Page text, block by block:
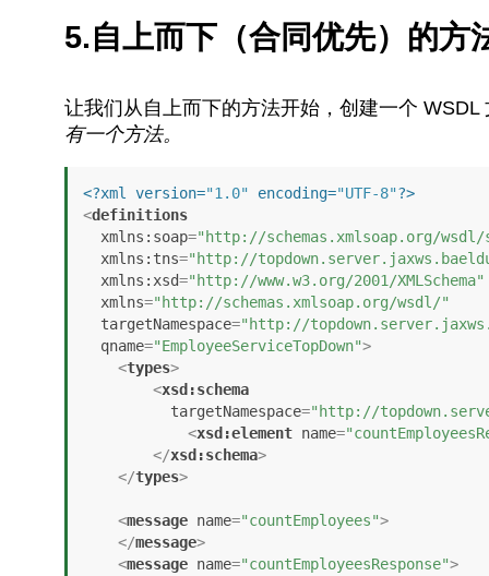
5.自上而下（合同优先）的方
让我们从自上而下的方法开始，创建一个 WSDL
有一个方法。
<?xml version="1.0" encoding="UTF-8"?>
<definitions
xmlns:soap="http://schemas.xmlsoap.org/wsdl/
xmlns:tns="http://
xmlns:xsd="http://www.w3.org/2001/XMLSchema"
xmlns="http://schemas.xmlsoap.org/wsdl/"
targetNamespace="http://
qname="EmployeeServiceTopDown">
<types>
<xsd:schema
targetNamespace="http://
<xsd:element name=
</xsd:schema>
</types>
<message name="countEmployees">
</message>
<message name="countEmployeesResponse">